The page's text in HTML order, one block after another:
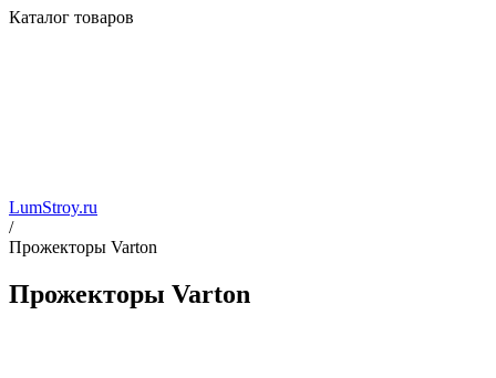
Каталог товаров
LumStroy.ru
/
Прожекторы Varton
Прожекторы Varton